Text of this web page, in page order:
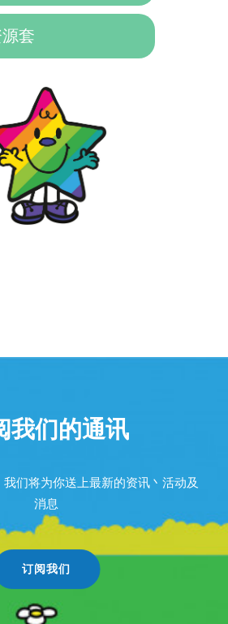
套
我们的通讯
们将为你送上最新的资讯丶活动及
消息
订阅我们